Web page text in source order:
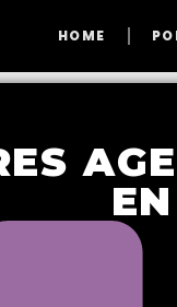
HOME